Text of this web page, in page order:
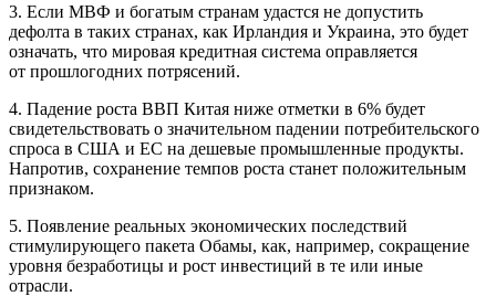
3. Если МВФ и богатым странам удастся не допустить
дефолта в таких странах, как Ирландия и Украина, это будет
означать, что мировая кредитная система оправляется
от прошлогодних потрясений.
4. Падение роста ВВП Китая ниже отметки в 6% будет
свидетельствовать о значительном падении потребительского
спроса в США и ЕС на дешевые промышленные продукты.
Напротив, сохранение темпов роста станет положительным
признаком.
5. Появление реальных экономических последствий
стимулирующего пакета Обамы, как, например, сокращение
уровня безработицы и рост инвестиций в те или иные
отрасли.